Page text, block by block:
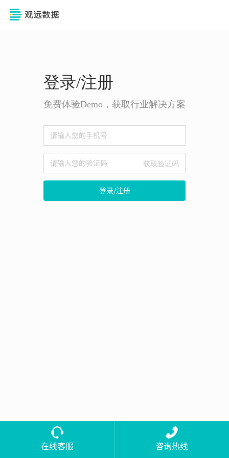
登录/注册
免费体验Demo，获取行业解决方案
获取验证码
登录/注册
在线客服 咨询热线